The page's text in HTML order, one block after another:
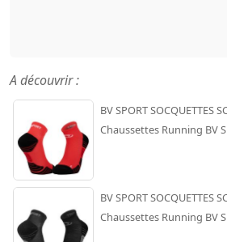
A découvrir :
BV SPORT SOCQUETTES
Chaussettes Running BV
BV SPORT SOCQUETTES
Chaussettes Running BV